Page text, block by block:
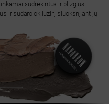
sudrėkintus ir blizgius.
ir sudaro okliuzinį sluoksnį ant jų